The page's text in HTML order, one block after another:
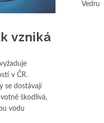
vzniká
v ČR.
se dostávají
škodlivá,
vodu
Vedru